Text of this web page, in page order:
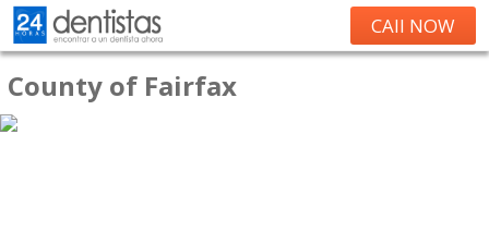
CAll NOW
County of Fairfax